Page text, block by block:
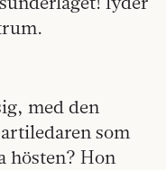
med den
som
hösten? Hon